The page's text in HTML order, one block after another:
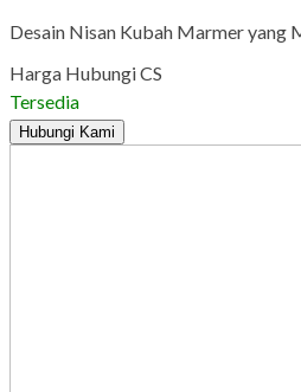
Desain Nisan Kubah Marmer yang
Harga Hubungi CS
Tersedia
Hubungi Kami